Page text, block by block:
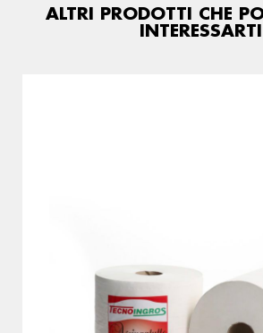
ALTRI PRODOTTI CHE
INTERESSARTI